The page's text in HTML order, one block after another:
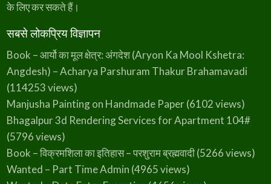
के लिए कर सकते हैं।
सबसे लोकप्रिय विज्ञापन
Book – आर्यो का मूल क्षेत्र: अंगदेश (Aryon Ka Mool Kshetra:
Angdesh) – Acharya Parshuram Thakur Brahamavadi
(114253 views)
Manjusha Painting on Handmade Paper(6102 views)
Bhagalpur 3d Rendering Services for Apartment 104#
(5796 views)
Book – विक्रमशिला का इतिहास – परशुराम ब्रह्मवादी(5266 views)
Wanted – Part Time Admin (4965 views)